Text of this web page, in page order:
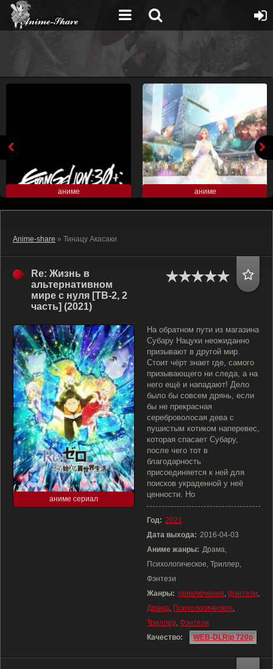
аниме аниме
Anime-share » Тинацу Акасаки
Re: Жизнь в
альтернативном
мире с нуля [ТВ-2, 2
часть] (2021)
аниме сериал
На обратном пути из магазина
Субару Нацуки неожиданно
призывают в другой мир.
Стоит чёрт знает где, самого
призывающего ни следа, а на
него ещё и нападают! Дело
было бы совсем дрянь, если
бы не прекрасная
сереброволосая дева с
пушистым котиком наперевес,
которая спасает Субару,
после чего тот в
благодарность
присоединяется к ней для
поисков украденной у неё
ценности. Но
Год: 2021
Дата выхода: 2016-04-03
Аниме жанры: Драма,
Психологическое, Триллер,
Фэнтези
Жанры: приключения, фэнтези,
Драма, Психологическое,
Триллер, Фэнтези
Качество:
WEB-DLRip 720p